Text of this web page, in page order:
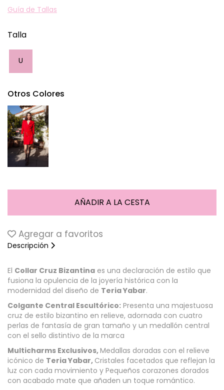
Guía de Tallas
Talla
U
Otros Colores
Agregar a favoritos
Descripción
El Collar Cruz Bizantina es una declaración de estilo que
fusiona la opulencia de la joyería histórica con la
modernidad del diseño de Teria Yabar.
Colgante Central Escultórico: Presenta una majestuosa
cruz de estilo bizantino en relieve, adornada con cuatro
perlas de fantasía de gran tamaño y un medallón central
con el sello distintivo de la marca
Multicharms Exclusivos,Medallas doradas con el relieve
icónico de Teria Yabar, Cristales facetados que reflejan la
luz con cada movimiento y Pequeños corazones dorados
con acabado mate que añaden un toque romántico.